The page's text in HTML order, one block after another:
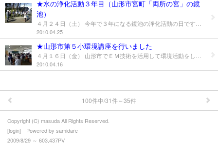
★水の浄化活動３年目（山形市宮町「両所の宮」の鏡
池）
2010.04.25
★山形市第５小環境講座を行いました
2010.04.16
100件中/31件～35件
Copyright (C) masuda All Rights Reserved.
[login] Powered by samidare
2009/8/29 ～ 603,437PV